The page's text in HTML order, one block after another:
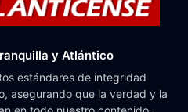
y Atlántico
estándares de integridad
asegurando que la verdad y la